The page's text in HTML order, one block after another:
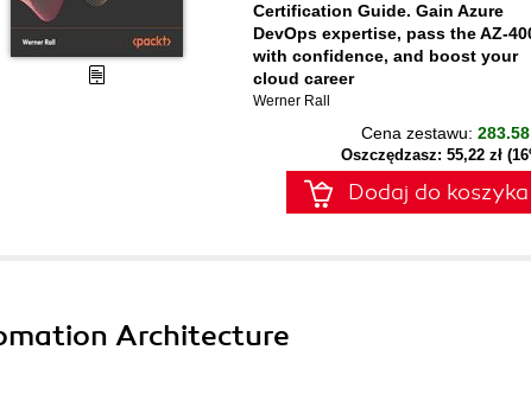
Certification Guide. Gain Azure
DevOps expertise, pass the AZ-
with confidence, and boost your
cloud career
Werner Rall
Cena zestawu: 283.58
Oszczędzasz: 55,22 zł
Dodaj do koszyka
Architecture